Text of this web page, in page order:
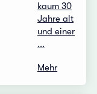
kaum 30
Jahre alt
und einer
...
Mehr